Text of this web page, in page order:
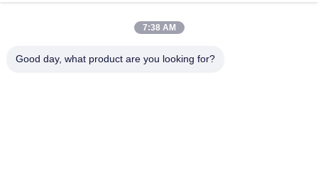
pneumatischer
7:38 AM
Good day, what product are you looking for?